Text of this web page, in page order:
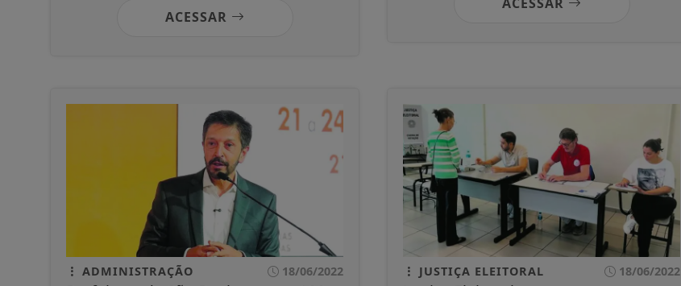
ACESSAR
ACESSAR
ADMINISTRAÇÃO 18/06/2022 JUSTIÇA ELEITORAL 18/06/2022